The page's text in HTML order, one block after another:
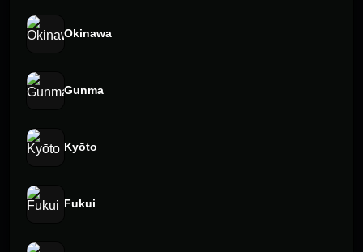
Okinawa
Gunma
Kyōto
Fukui